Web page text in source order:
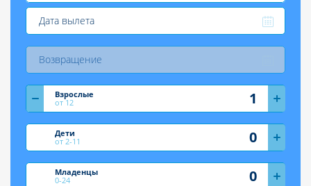
Взрослые
от 12
Дети
от 2-11
Младенцы
0-24